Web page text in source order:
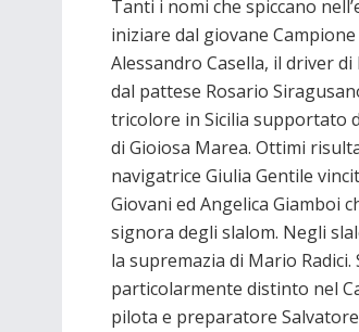
Tanti i nomi che spiccano
iniziare dal giovane
Alessandro Casella, il driver
dal pattese Rosario
tricolore in Sicilia supportato
di Gioiosa Marea. Ottimi
navigatrice Giulia Gentile
Giovani ed Angelica Giamboi
signora degli slalom. Negli
la supremazia di Mario
particolarmente distinto nel
pilota e preparatore